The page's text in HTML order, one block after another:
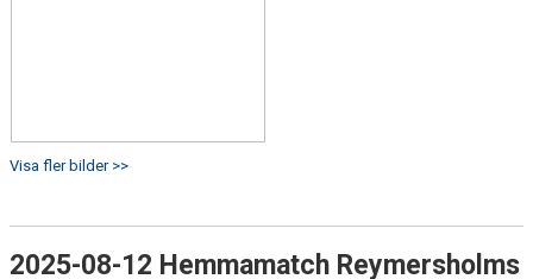
Visa fler bilder >>
2025-08-12 Hemmamatch Reymersholms